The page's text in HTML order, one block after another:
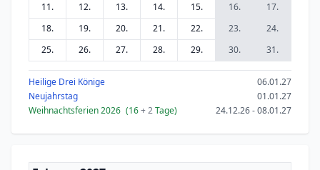
11.
12. 13. 14. 15. 16.
17.
18.
19. 20. 21. 22. 23.
24.
25.
26. 27. 28. 29. 30. 31.
Heilige Drei Könige
06.01.27
Neujahrstag
01.01.27
Weihnachtsferien 2026 (16+ 2Tage) 24.12.26 - 08.01.27